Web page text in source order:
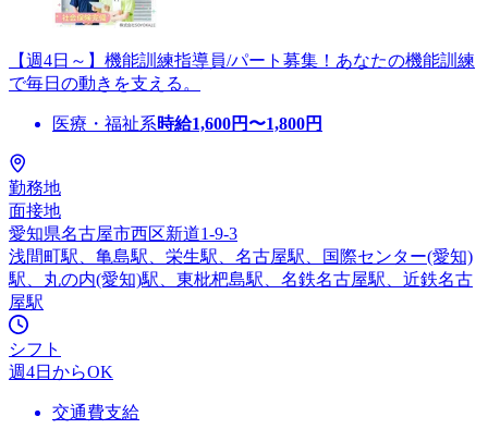
【週4日～】機能訓練指導員/パート募集！あなたの機能訓練
で毎日の動きを支える。
医療・福祉系時給1,600円〜1,800円
勤務地
面接地
愛知県名古屋市西区新道1-9-3
浅間町駅、亀島駅、栄生駅、名古屋駅、国際センター(愛知)
駅、丸の内(愛知)駅、東枇杷島駅、名鉄名古屋駅、近鉄名古
屋駅
シフト
週4日からOK
交通費支給